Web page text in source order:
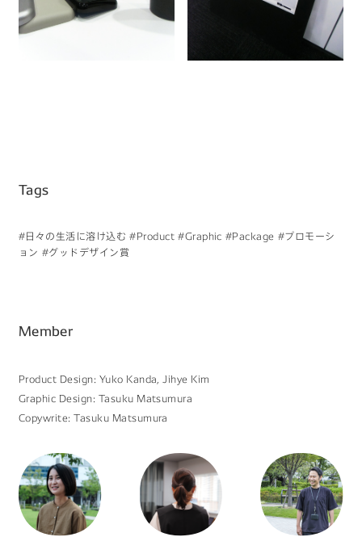
Tags
#日々の生活に溶け込む #Product #Graphic #Package #プロモーシ
ョン #グッドデザイン賞
Member
Product Design: Yuko Kanda, Jihye Kim
Graphic Design: Tasuku Matsumura
Copywrite: Tasuku Matsumura